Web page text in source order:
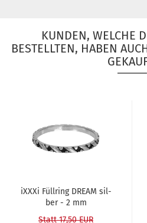
KUNDEN, WELCHE
BESTELLTEN, HABEN
iXXXi Füll­ring DREAM sil­
ber - 2 mm
Statt 17,50 EUR